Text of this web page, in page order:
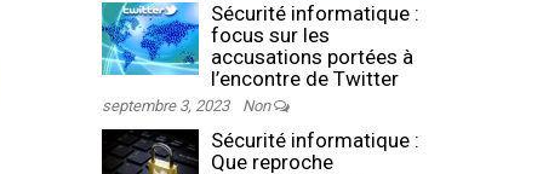
Sécurité informatique :
focus sur les
accusations portées à
l’encontre de Twitter
septembre 3, 2023 Non
Sécurité informatique :
Que reproche